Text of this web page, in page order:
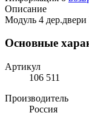
Описание
Модуль 4
Основные
Артикул
106 511
Производитель
Россия